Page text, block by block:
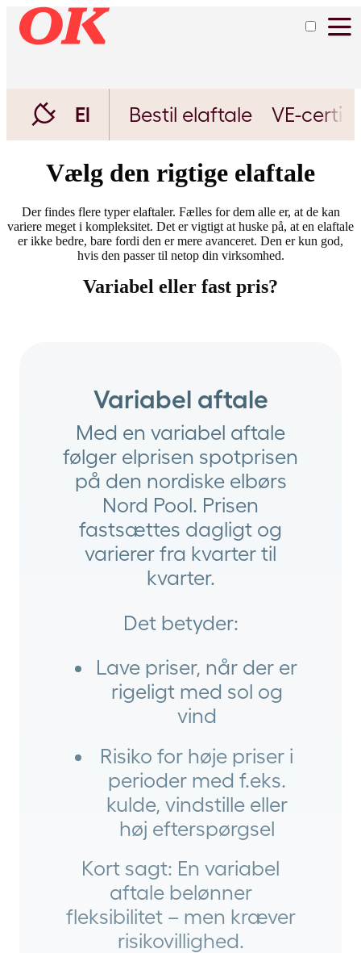
El Bestil elaftale VE-
Vælg den rigtige elaftale
Der findes flere typer elaftaler. Fælles for dem alle er, at de kan
variere meget i kompleksitet. Det er vigtigt at huske på, at en elaftale
er ikke bedre, bare fordi den er mere avanceret. Den er kun god,
hvis den passer til netop din virksomhed.
Variabel eller fast pris?
Variabel aftale
Med en variabel aftale
følger elprisen spotprisen
på den nordiske elbørs
Nord Pool. Prisen
fastsættes dagligt og
varierer fra kvarter til
kvarter.
Det betyder:
Lave priser, når der er
rigeligt med sol og
vind
Risiko for høje priser i
perioder med f.eks.
kulde, vindstille eller
høj efterspørgsel
Kort sagt: En variabel
aftale belønner
fleksibilitet – men kræver
risikovillighed.